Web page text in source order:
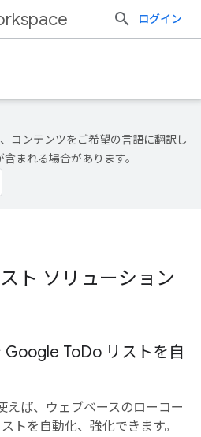
ログイン
コンテンツをご希望の言語に翻訳し
まれる場合があります。
ト ソリューション
Google ToDo リストを自
えば、ウェブベースのローコー
トを自動化、強化できます。